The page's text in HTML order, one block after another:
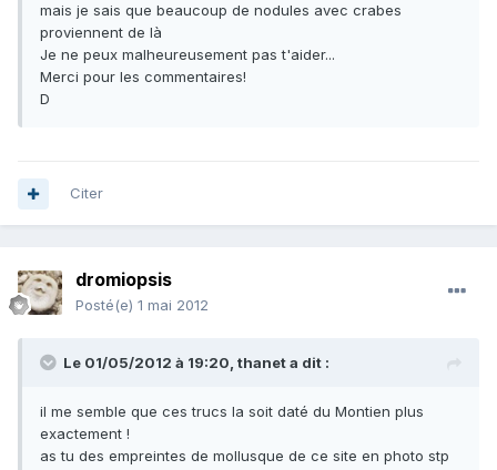
mais je sais que beaucoup de nodules avec crabes
proviennent de là
Je ne peux malheureusement pas t'aider...
Merci pour les commentaires!
D
Citer
dromiopsis
Posté(e) 1 mai 2012
Le 01/05/2012 à 19:20, thanet a dit :
il me semble que ces trucs la soit daté du Montien plus
exactement !
as tu des empreintes de mollusque de ce site en photo stp